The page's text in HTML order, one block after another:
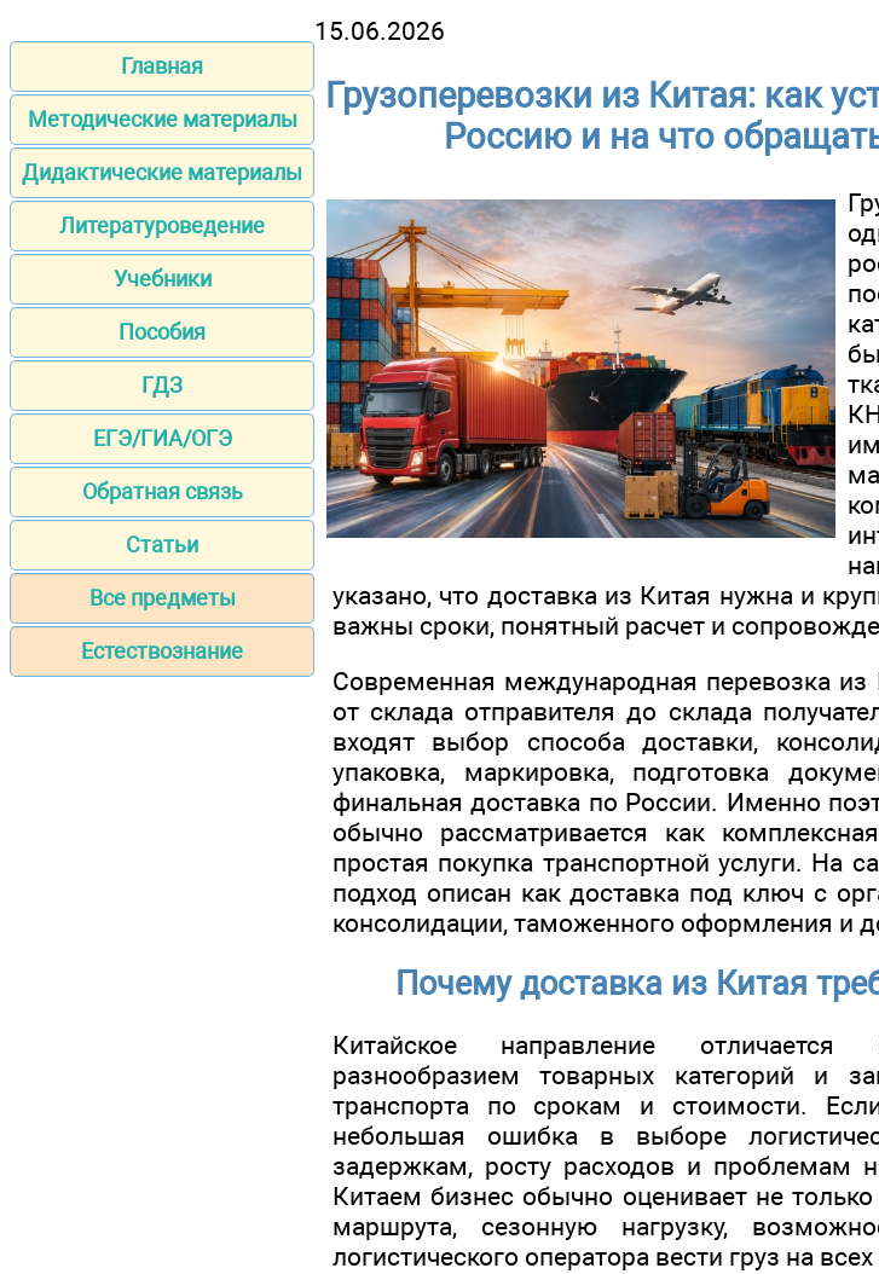
Главная
Методические материалы
Дидактические материалы
Литературоведение
Учебники
Пособия
ГДЗ
ЕГЭ/ГИА/ОГЭ
Обратная связь
Статьи
Все предметы
Естествознание
15.06.2026
Грузоперевозки из Китая: как
Россию и на что
указано, что доставка из Китая нужна и
важны сроки, понятный расчет и
Современная международная перевозка
от склада отправителя до склада
входят выбор способа доставки,
упаковка, маркировка, подготовка
финальная доставка по России. Именно
обычно рассматривается как
простая покупка транспортной услуги. На
подход описан как доставка под ключ с
консолидации, таможенного оформления и
Почему доставка из Китая
Китайское направление
разнообразием товарных категорий и
транспорта по срокам и стоимости.
небольшая ошибка в выборе
задержкам, росту расходов и проблемам
Китаем бизнес обычно оценивает не
маршрута, сезонную нагрузку,
логистического оператора вести груз на всех